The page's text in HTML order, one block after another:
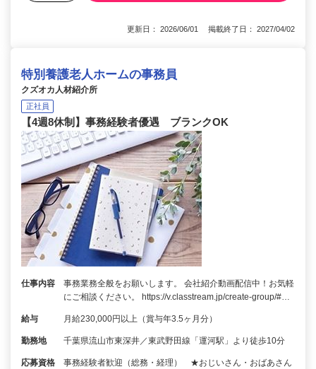
更新日： 2026/06/01 掲載終了日： 2027/04/02
特別養護老人ホームの事務員
クズオカ人材紹介所
正社員
【4週8休制】事務経験者優遇 ブランクOK
仕事内容
事務業務全般をお願いします。 会社紹介動画配信中！お気軽
にご相談ください。 https://v.classtream.jp/create-group/#…
給与 月給230,000円以上（賞与年3.5ヶ月分）
勤務地 千葉県流山市東深井／東武野田線「運河駅」より徒歩10分
応募資格
事務経験者歓迎（総務・経理） ★おじいさん・おばあさん